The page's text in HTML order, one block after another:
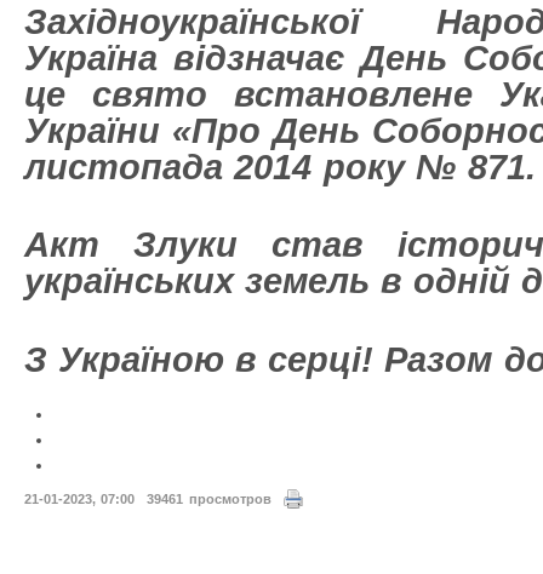
Західноукраїнської
Україна відзначає День
це свято встановлене
України «Про День
листопада 2014 року № 871.
Акт Злуки став
українських земель в одній
З Україною в серці! Разом
21-01-2023, 07:00 39461 просмотров